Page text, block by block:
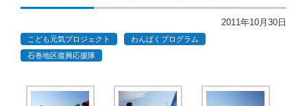
2011年10月30日
こども元気プロジェクト
わんぱくプログラム
石巻地区復興応援隊